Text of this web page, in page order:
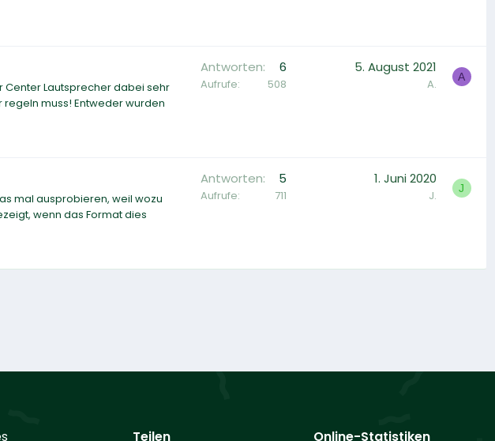
Center Lautsprecher dabei sehr
regeln muss! Entweder wurden
Antworten 6
Aufrufe 508
5. August 2021
A. A
mal ausprobieren, weil wozu
wenn das Format dies
Antworten 5
Aufrufe 711
1. Juni 2020
J. J
Teilen Online-Statistiken